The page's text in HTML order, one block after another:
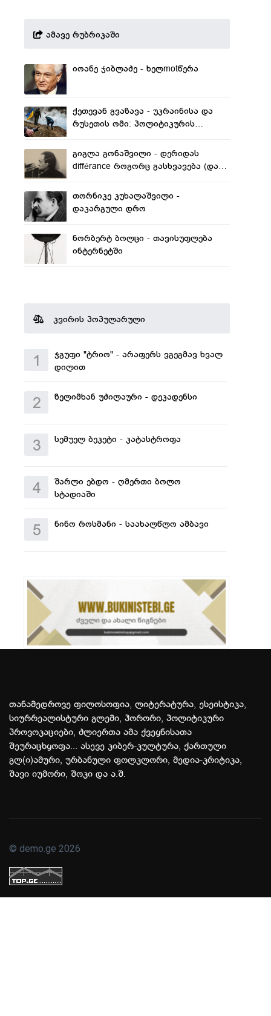
ამავე რუბრიკაში
იოანე ჯიბლაძე - ხელmotწერა
ქეთევან გვაზავა - უკრაინისა და
რუსეთის ომი: პოლიტიკურის
განდევნილის დაბრუნება?
გიგლა გონაშვილი - დერიდას
différance როგორც გასხვავება (და
თორნიკე კუხალაშვილი -
დაკარგული დრო
ნორბერტ ბოლცი - თავისუფლება
ინტერნეტში
კვირის პოპულარული
1
ჯგუფი "ტრიო" - არაფერს ვგეგმავ ხვალ
დილით
2 ზელიმხან უძილაური - დეკადენსი
3 სემუელ ბეკეტი - კატასტროფა
4
შარლი ებდო - ღმერთი ბოლო
სტადიაში
5 ნინო როსმანი - საახალწლო ამბავი
თანამედროვე ფილოსოფია, ლიტერატურა, ესეისტიკა,
სიურრეალისტური გლემი, ჰორორი, პოლიტიკური
პროვოკაციები, ძლიერთა ამა ქვეყნისათა
შეურაცხყოფა... ასევე კიბერ-კულტურა, ქართული
გლ(ი)ამური, ურბანული ფოლკლორი, მედია-კრიტიკა,
შავი იუმორი, შოკი და ა.შ.
© demo.ge 2026